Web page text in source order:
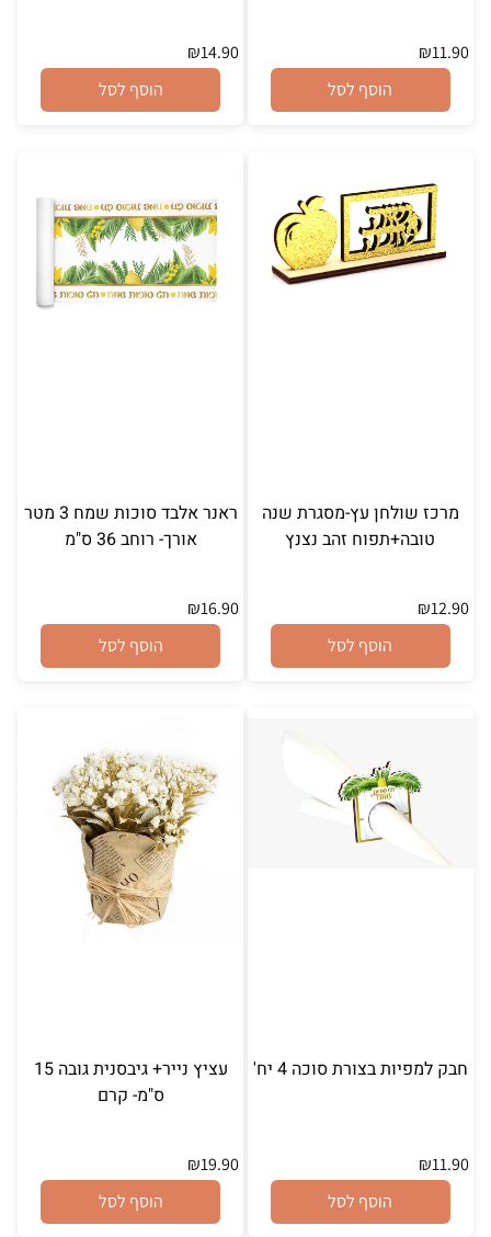
₪11.90
הוסף לסל
₪14.90
הוסף לסל
מרכז שולחן עץ-מסגרת שנה
טובה+תפוח זהב נצנץ
₪12.90
הוסף לסל
ראנר אלבד סוכות שמח 3 מטר
אורך- רוחב 36 ס"מ
₪16.90
הוסף לסל
חבק למפיות בצורת סוכה 4 יח'
₪11.90
הוסף לסל
עציץ נייר+ גיבסנית גובה 15
ס"מ- קרם
₪19.90
הוסף לסל